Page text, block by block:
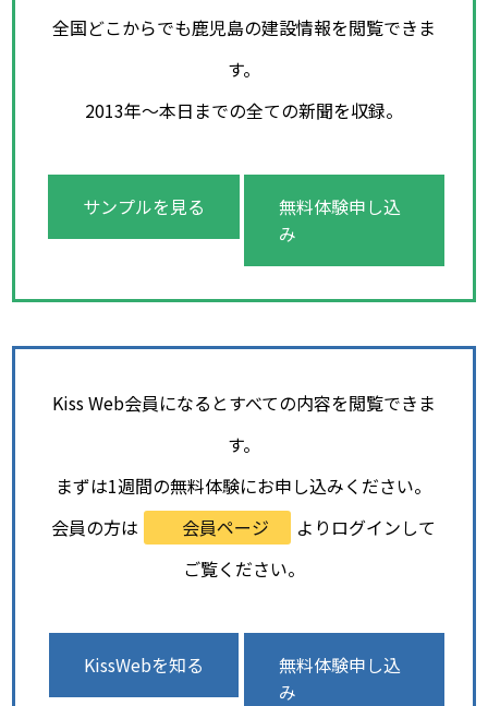
全国どこからでも鹿児島の建設情報を閲覧できま
す。
2013年～本日までの全ての新聞を収録。
サンプルを見る
無料体験申し込
み
Kiss Web会員になるとすべての内容を閲覧できま
す。
まずは1週間の無料体験にお申し込みください。
会員の方は
会員ページ
よりログインして
ご覧ください。
KissWebを知る
無料体験申し込
み